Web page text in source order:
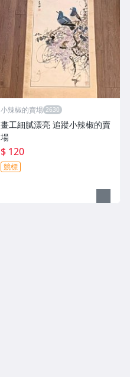
小辣椒的賣場
畫工細膩漂亮 追蹤小辣椒的賣
場
$ 120
競標